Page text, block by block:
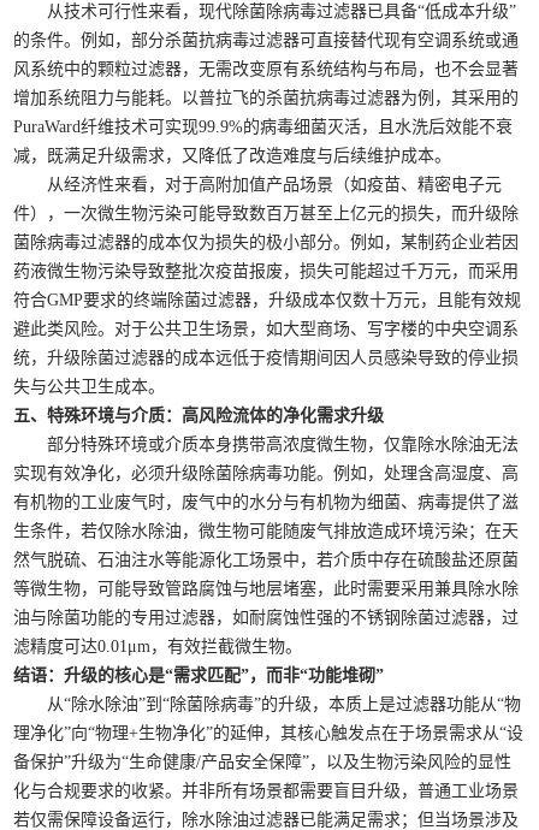
从技术可行性来看，现代除菌除病毒过滤器已具备“低成本升级”
的条件。例如，部分杀菌抗病毒过滤器可直接替代现有空调系统或通
风系统中的颗粒过滤器，无需改变原有系统结构与布局，也不会显著
增加系统阻力与能耗。以普拉飞的杀菌抗病毒过滤器为例，其采用的
PuraWard纤维技术可实现99.9%的病毒细菌灭活，且水洗后效能不衰
减，既满足升级需求，又降低了改造难度与后续维护成本。
从经济性来看，对于高附加值产品场景（如疫苗、精密电子元
件），一次微生物污染可能导致数百万甚至上亿元的损失，而升级除
菌除病毒过滤器的成本仅为损失的极小部分。例如，某制药企业若因
药液微生物污染导致整批次疫苗报废，损失可能超过千万元，而采用
符合GMP要求的终端除菌过滤器，升级成本仅数十万元，且能有效规
避此类风险。对于公共卫生场景，如大型商场、写字楼的中央空调系
统，升级除菌过滤器的成本远低于疫情期间因人员感染导致的停业损
失与公共卫生成本。
五、特殊环境与介质：高风险流体的净化需求升级
部分特殊环境或介质本身携带高浓度微生物，仅靠除水除油无法
实现有效净化，必须升级除菌除病毒功能。例如，处理含高湿度、高
有机物的工业废气时，废气中的水分与有机物为细菌、病毒提供了滋
生条件，若仅除水除油，微生物可能随废气排放造成环境污染；在天
然气脱硫、石油注水等能源化工场景中，若介质中存在硫酸盐还原菌
等微生物，可能导致管路腐蚀与地层堵塞，此时需要采用兼具除水除
油与除菌功能的专用过滤器，如耐腐蚀性强的不锈钢除菌过滤器，过
滤精度可达0.01μm，有效拦截微生物。
结语：升级的核心是“需求匹配”，而非“功能堆砌”
从“除水除油”到“除菌除病毒”的升级，本质上是过滤器功能从“物
理净化”向“物理+生物净化”的延伸，其核心触发点在于场景需求从“设
备保护”升级为“生命健康/产品安全保障”，以及生物污染风险的显性
化与合规要求的收紧。并非所有场景都需要盲目升级，普通工业场景
若仅需保障设备运行，除水除油过滤器已能满足需求；但当场景涉及